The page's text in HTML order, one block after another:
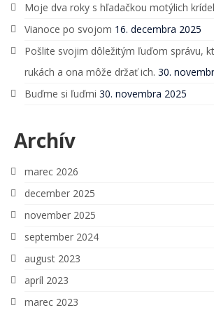
Moje dva roky s hľadačkou motýlich krídel
Vianoce po svojom 16. decembra 2025
Pošlite svojim dôležitým ľuďom správu,
rukách a ona môže držať ich. 30.
Buďme si ľuďmi 30. novembra 2025
Archív
marec 2026
december 2025
november 2025
september 2024
august 2023
apríl 2023
marec 2023